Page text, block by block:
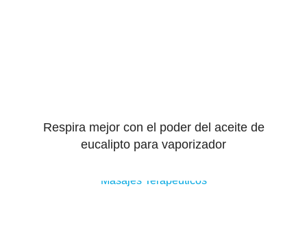
Respira mejor con el poder del aceite de
eucalipto para vaporizador
Masajes Terapeuticos